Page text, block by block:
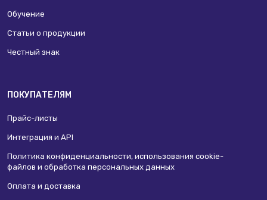
Обучение
Статьи о продукции
Честный знак
ПОКУПАТЕЛЯМ
Прайс-листы
Интеграция и API
Политика конфиденциальности, использования сookie-
файлов и обработка персональных данных
Оплата и доставка